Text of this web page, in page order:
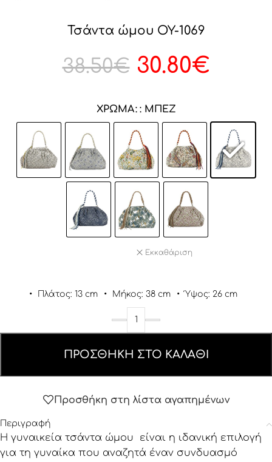
Τσάντα ώμου OY-1069
38.50€ 30.80€
ΧΡΏΜΑ : ΜΠΈΖ
Εκκαθάριση
• Πλάτος: 13 cm • Μήκος: 38 cm • Ύψος: 26 cm
ΠΡΟΣΘΉΚΗ ΣΤΟ ΚΑΛΆΘΙ
Προσθήκη στη λίστα αγαπημένων
Περιγραφή
Η γυναικεία τσάντα ώμου είναι η ιδανική επιλογή
για τη γυναίκα που αναζητά έναν συνδυασμό